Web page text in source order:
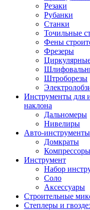
Резаки
Рубанки
Станки
Точильные
Фены
Фрезеры
Штроборезы
Инструменты для
наклона
Дальномеры
Нивелиры
Авто-инструменты
Домкраты
Инструмент
Набор
Соло
Аксессуары
Строительные
Степлеры и